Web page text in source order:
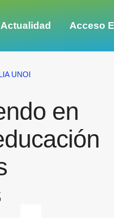
Actualidad Acceso
UNOI
en